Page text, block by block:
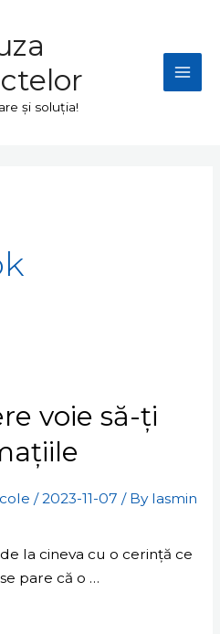
și soluția!
voie să-ți
/2023-11-07 / By Iasmin
la cineva cu o cerință ce
pare că o …